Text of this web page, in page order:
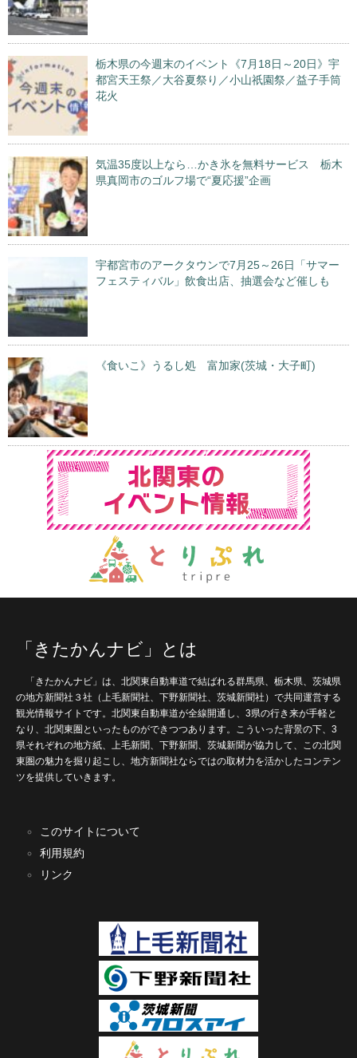
栃木県の今週末のイベント《7月18日～20日》宇
都宮天王祭／大谷夏祭り／小山祇園祭／益子手筒
花火
気温35度以上なら…かき氷を無料サービス 栃木
県真岡市のゴルフ場で“夏応援”企画
宇都宮市のアークタウンで7月25～26日「サマー
フェスティバル」飲食出店、抽選会など催しも
《食いこ》うるし処 富加家(茨城・大子町)
「きたかんナビ」とは
「きたかんナビ」は、北関東自動車道で結ばれる群馬県、栃木県、茨城県
の地方新聞社３社（上毛新聞社、下野新聞社、茨城新聞社）で共同運営する
観光情報サイトです。北関東自動車道が全線開通し、3県の行き来が手軽と
なり、北関東圏といったものができつつあります。こういった背景の下、3
県それぞれの地方紙、上毛新聞、下野新聞、茨城新聞が協力して、この北関
東圏の魅力を掘り起こし、地方新聞社ならではの取材力を活かしたコンテン
ツを提供していきます。
このサイトについて
利用規約
リンク